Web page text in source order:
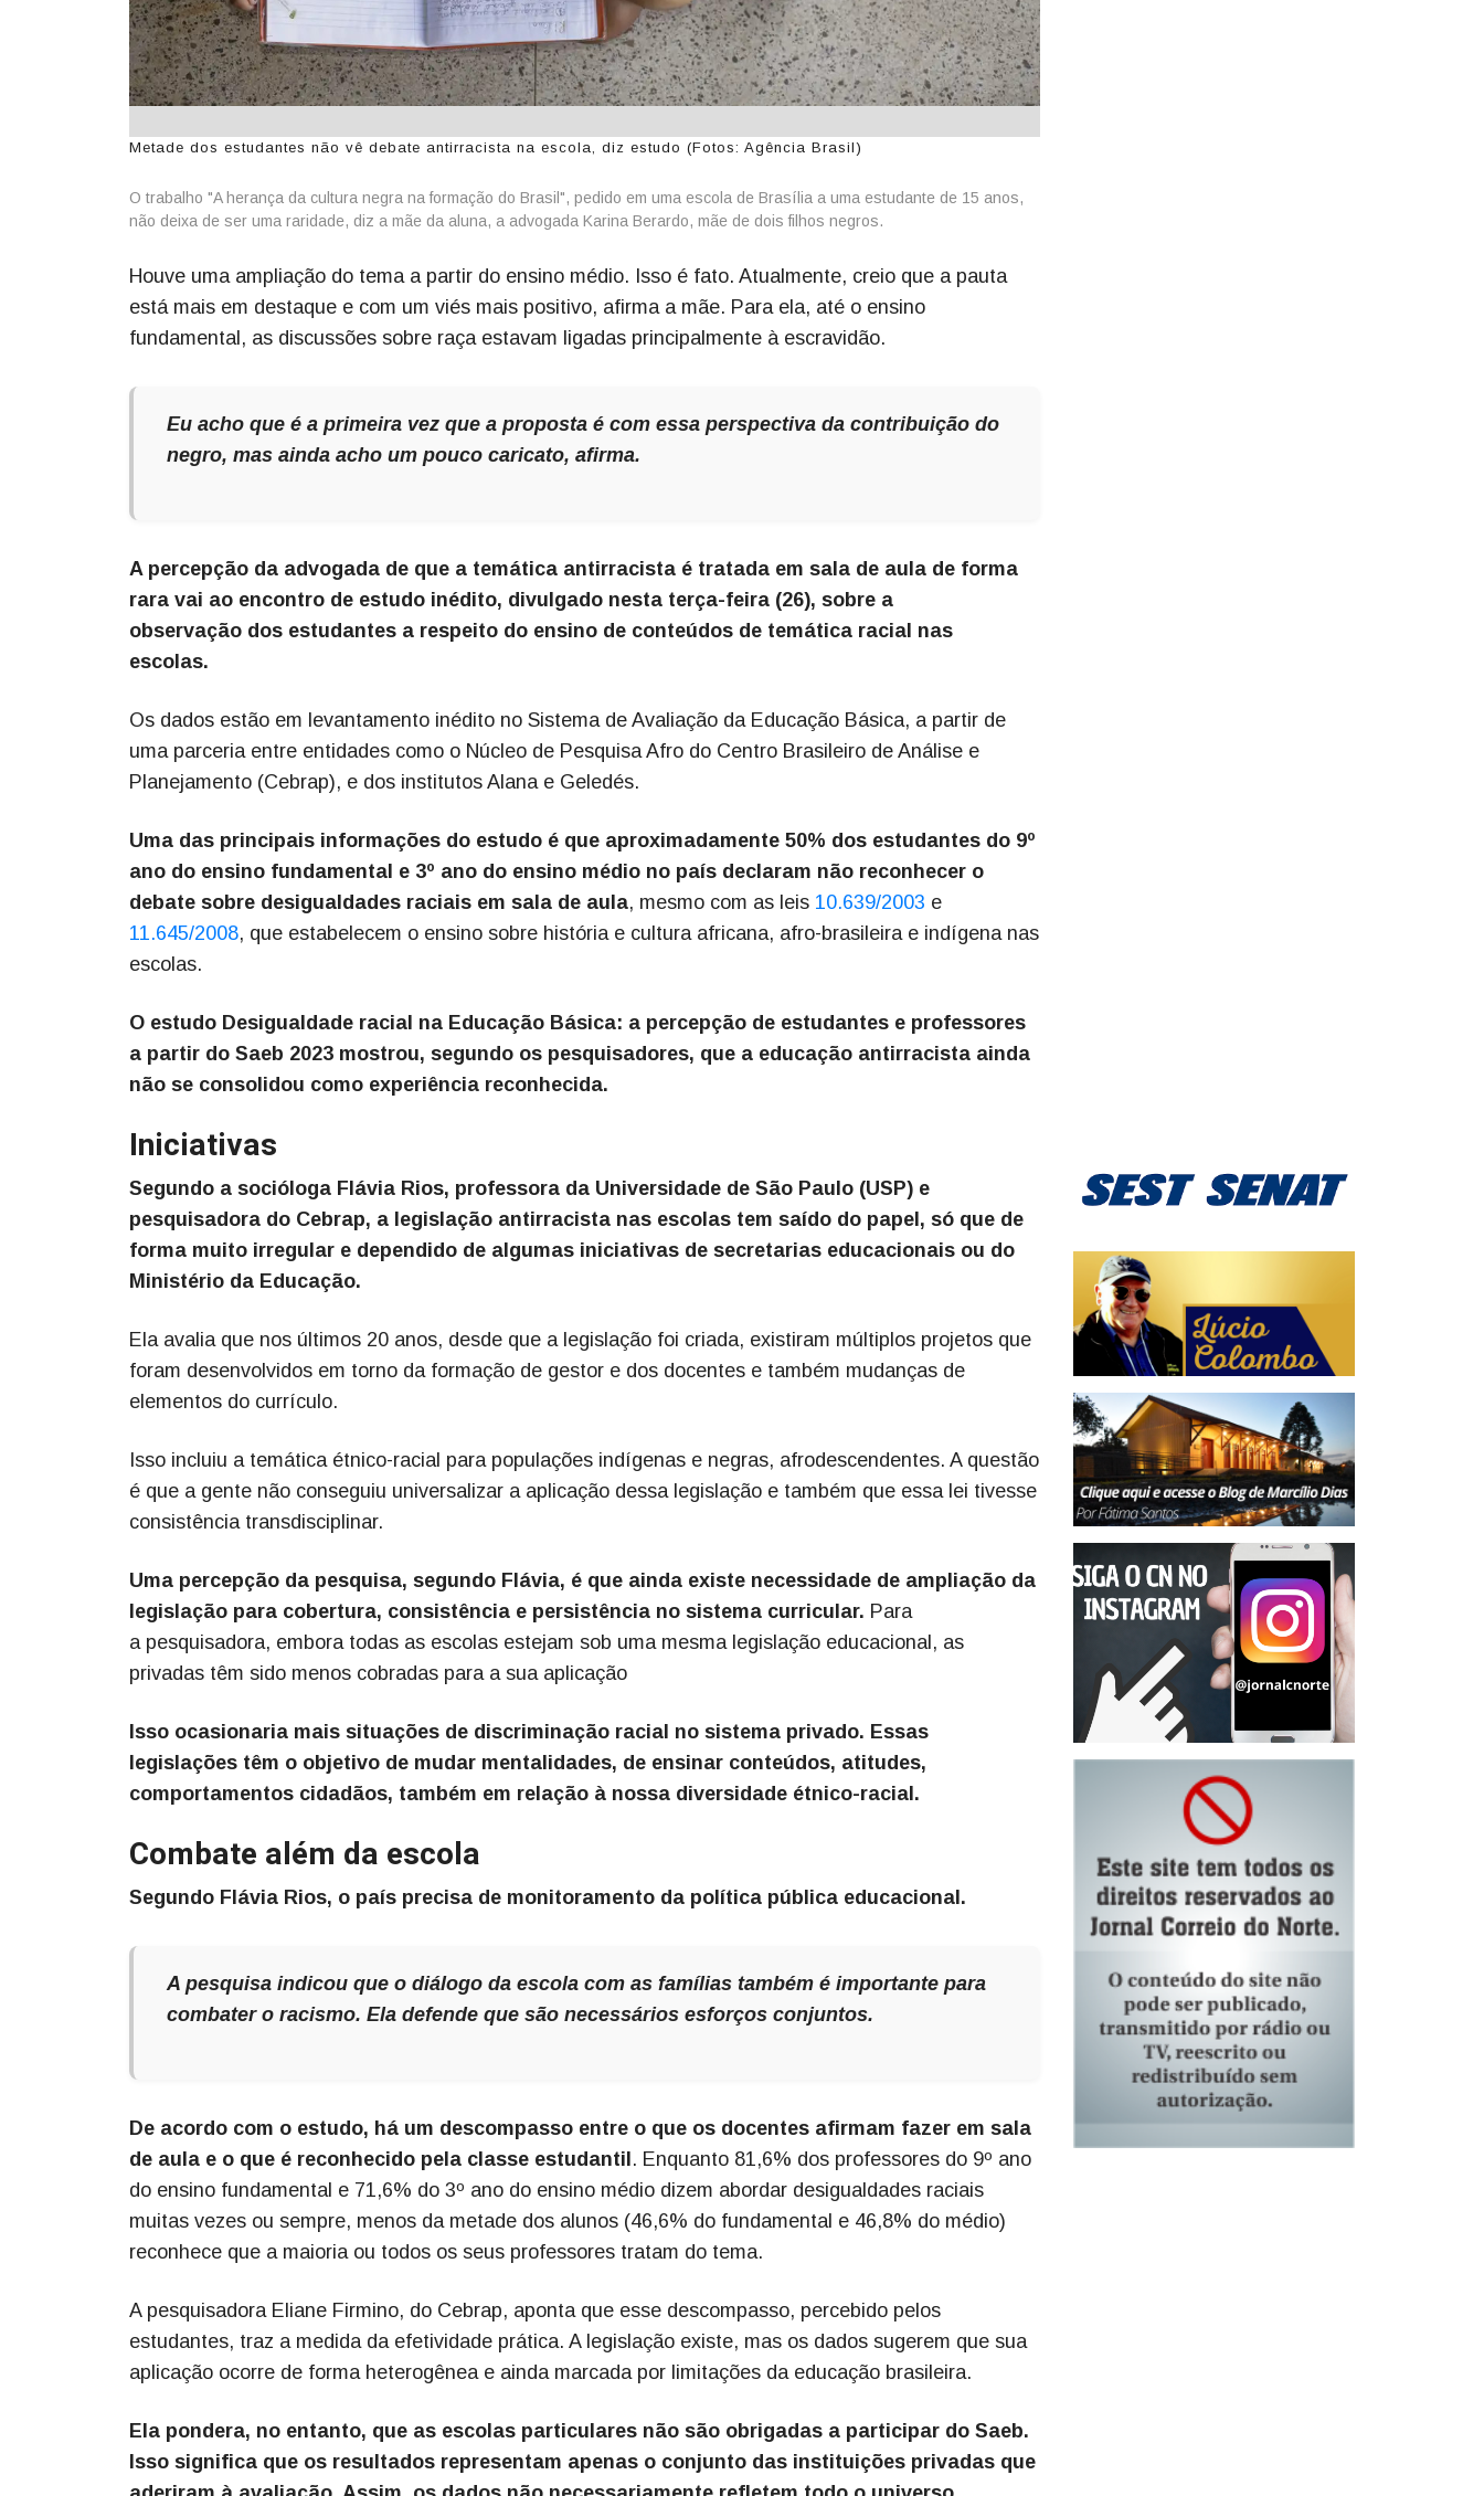
Metade dos estudantes não vê debate antirracista na escola, diz estudo (Fotos: Agência Brasil)
O trabalho "A herança da cultura negra na formação do Brasil", pedido em uma escola de Brasília a uma estudante de 15 anos,
não deixa de ser uma raridade, diz a mãe da aluna, a advogada Karina Berardo, mãe de dois filhos negros.
Houve uma ampliação do tema a partir do ensino médio. Isso é fato. Atualmente, creio que a pauta
está mais em destaque e com um viés mais positivo, afirma a mãe. Para ela, até o ensino
fundamental, as discussões sobre raça estavam ligadas principalmente à escravidão.
Eu acho que é a primeira vez que a proposta é com essa perspectiva da contribuição do
negro, mas ainda acho um pouco caricato, afirma.
A percepção da advogada de que a temática antirracista é tratada em sala de aula de forma
rara vai ao encontro de estudo inédito, divulgado nesta terça-feira (26), sobre a
observação dos estudantes a respeito do ensino de conteúdos de temática racial nas
escolas.
Os dados estão em levantamento inédito no Sistema de Avaliação da Educação Básica, a partir de
uma parceria entre entidades como o Núcleo de Pesquisa Afro do Centro Brasileiro de Análise e
Planejamento (Cebrap), e dos institutos Alana e Geledés.
Uma das principais informações do estudo é que aproximadamente 50% dos estudantes do 9º
ano do ensino fundamental e 3º ano do ensino médio no país declaram não reconhecer o
debate sobre desigualdades raciais em sala de aula, mesmo com as leis 10.639/2003 e
11.645/2008, que estabelecem o ensino sobre história e cultura africana, afro-brasileira e indígena nas
escolas.
O estudo Desigualdade racial na Educação Básica: a percepção de estudantes e professores
a partir do Saeb 2023 mostrou, segundo os pesquisadores, que a educação antirracista ainda
não se consolidou como experiência reconhecida.
Iniciativas
Segundo a socióloga Flávia Rios, professora da Universidade de São Paulo (USP) e
pesquisadora do Cebrap, a legislação antirracista nas escolas tem saído do papel, só que de
forma muito irregular e dependido de algumas iniciativas de secretarias educacionais ou do
Ministério da Educação.
Ela avalia que nos últimos 20 anos, desde que a legislação foi criada, existiram múltiplos projetos que
foram desenvolvidos em torno da formação de gestor e dos docentes e também mudanças de
elementos do currículo.
Isso incluiu a temática étnico-racial para populações indígenas e negras, afrodescendentes. A questão
é que a gente não conseguiu universalizar a aplicação dessa legislação e também que essa lei tivesse
consistência transdisciplinar.
Uma percepção da pesquisa, segundo Flávia, é que ainda existe necessidade de ampliação da
legislação para cobertura, consistência e persistência no sistema curricular. Para
a pesquisadora, embora todas as escolas estejam sob uma mesma legislação educacional, as
privadas têm sido menos cobradas para a sua aplicação
Isso ocasionaria mais situações de discriminação racial no sistema privado. Essas
legislações têm o objetivo de mudar mentalidades, de ensinar conteúdos, atitudes,
comportamentos cidadãos, também em relação à nossa diversidade étnico-racial.
Combate além da escola
Segundo Flávia Rios, o país precisa de monitoramento da política pública educacional.
A pesquisa indicou que o diálogo da escola com as famílias também é importante para
combater o racismo. Ela defende que são necessários esforços conjuntos.
De acordo com o estudo, há um descompasso entre o que os docentes afirmam fazer em sala
de aula e o que é reconhecido pela classe estudantil. Enquanto 81,6% dos professores do 9º ano
do ensino fundamental e 71,6% do 3º ano do ensino médio dizem abordar desigualdades raciais
muitas vezes ou sempre, menos da metade dos alunos (46,6% do fundamental e 46,8% do médio)
reconhece que a maioria ou todos os seus professores tratam do tema.
A pesquisadora Eliane Firmino, do Cebrap, aponta que esse descompasso, percebido pelos
estudantes, traz a medida da efetividade prática. A legislação existe, mas os dados sugerem que sua
aplicação ocorre de forma heterogênea e ainda marcada por limitações da educação brasileira.
Ela pondera, no entanto, que as escolas particulares não são obrigadas a participar do Saeb.
Isso significa que os resultados representam apenas o conjunto das instituições privadas que